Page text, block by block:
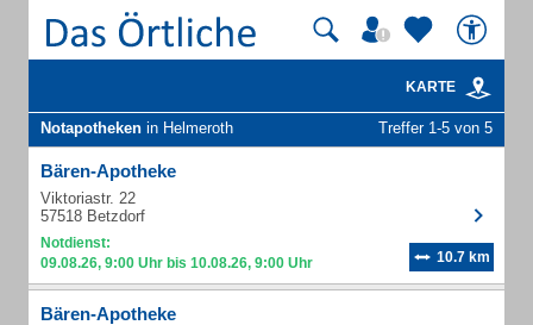
KARTE
Notapotheken in Helmeroth Treffer 1-5 von 5
Bären-Apotheke
Viktoriastr. 22
57518 Betzdorf
Notdienst:
09.08.26, 9:00 Uhr bis 10.08.26, 9:00 Uhr
10.7 km
Bären-Apotheke